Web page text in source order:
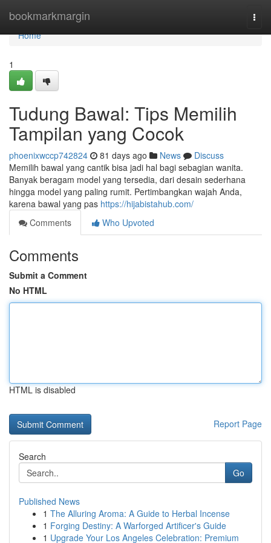
bookmarkmargin
Home
Home
1
Tudung Bawal: Tips Memilih
Tampilan yang Cocok
phoenixwccp742824 81 days ago News
Discuss
Memilih bawal yang cantik bisa jadi hal bagi sebagian wanita.
Banyak beragam model yang tersedia, dari desain sederhana
hingga model yang paling rumit. Pertimbangkan wajah Anda,
karena bawal yang pas https://hijabistahub.com/
Comments
Who Upvoted
Comments
Submit a Comment
No HTML
HTML is disabled
Report Page
Search
Go
Published News
1 The Alluring Aroma: A Guide to Herbal Incense
1 Forging Destiny: A Warforged Artificer's Guide
1 Upgrade Your Los Angeles Celebration: Premium